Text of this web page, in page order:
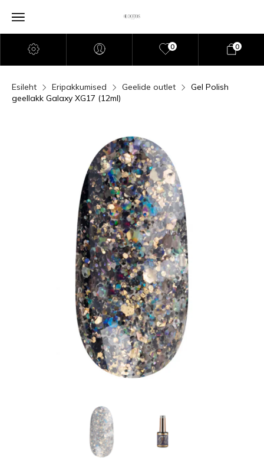
0 0
Esileht Eripakkumised Geelide outlet
Gel Polish
geellakk Galaxy XG17 (12ml)